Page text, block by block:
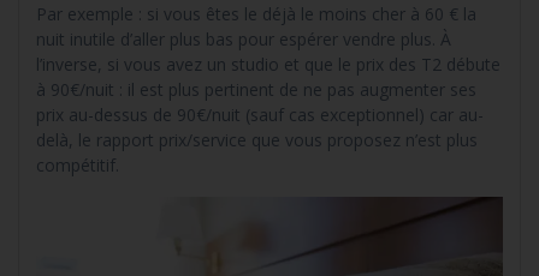
Par exemple : si vous êtes le déjà le moins cher à 60 € la
nuit inutile d’aller plus bas pour espérer vendre plus. À
l’inverse, si vous avez un studio et que le prix des T2 débute
à 90€/nuit : il est plus pertinent de ne pas augmenter ses
prix au-dessus de 90€/nuit (sauf cas exceptionnel) car au-
delà, le rapport prix/service que vous proposez n’est plus
compétitif.